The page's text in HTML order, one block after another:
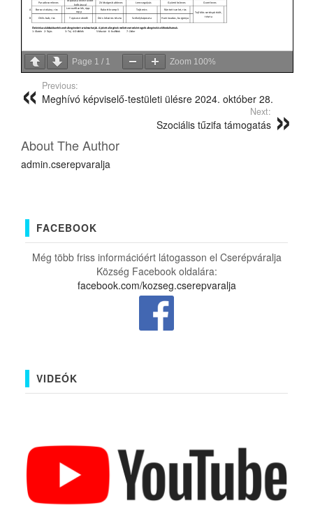
Page 1 / 1 Zoom 100%
Previous:
Meghívó képviselő-testületi ülésre 2024. október 28.
Next:
Szociális tűzifa támogatás
About The Author
admin.cserepvaralja
FACEBOOK
Még több friss információért látogasson el Cserépváralja
Község Facebook oldalára:
facebook.com/kozseg.cserepvaralja
VIDEÓK